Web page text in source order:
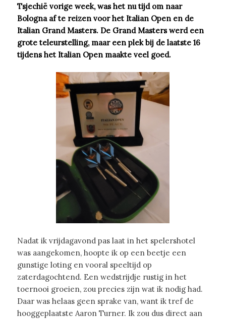
Tsjechië vorige week, was het nu tijd om naar
Bologna af te reizen voor het Italian Open en de
Italian Grand Masters. De Grand Masters werd een
grote teleurstelling, maar een plek bij de laatste 16
tijdens het Italian Open maakte veel goed.
Nadat ik vrijdagavond pas laat in het spelershotel
was aangekomen, hoopte ik op een beetje een
gunstige loting en vooral speeltijd op
zaterdagochtend. Een wedstrijdje rustig in het
toernooi groeien, zou precies zijn wat ik nodig had.
Daar was helaas geen sprake van, want ik tref de
hooggeplaatste Aaron Turner. Ik zou dus direct aan